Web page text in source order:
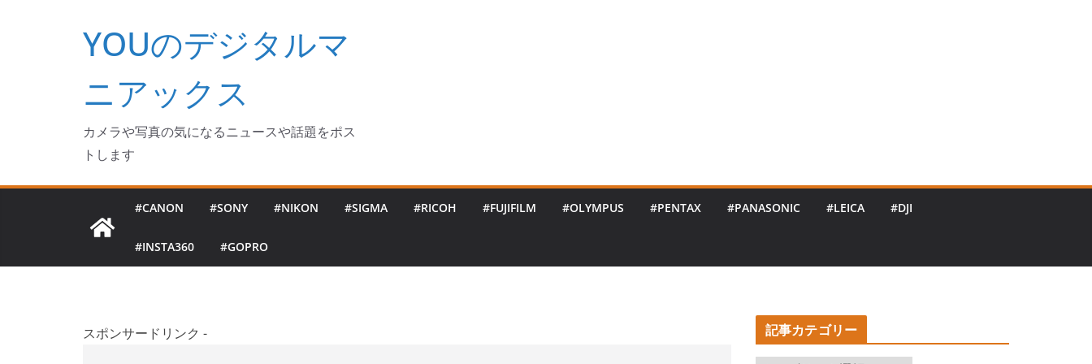
ッ
YOUのデジタルマ
ニアックス
カメラや写真の気になるニュースや話題をポス
トします
#CANON #SONY #NIKON #SIGMA #RICOH #FUJIFILM #OLYMPUS #PENTAX #PANASONIC #LEICA #DJI
#INSTA360 #GOPRO
スポンサードリンク - 記事カテゴリー